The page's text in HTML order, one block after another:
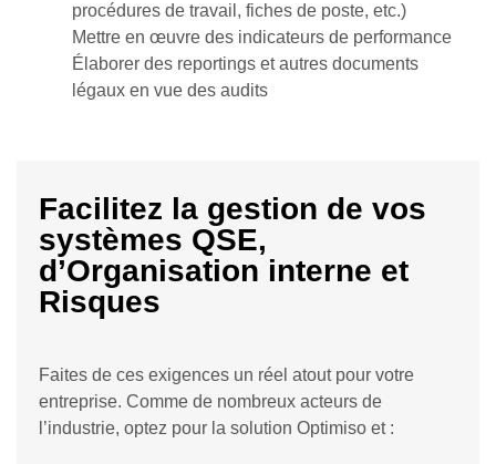
procédures de travail, fiches de poste, etc.)
Mettre en œuvre des indicateurs de performance
Élaborer des reportings et autres documents
légaux en vue des audits
Facilitez la gestion de vos
systèmes QSE,
d’Organisation interne et
Risques
Faites de ces exigences un réel atout pour votre
entreprise. Comme de nombreux acteurs de
l’industrie, optez pour la solution Optimiso et :